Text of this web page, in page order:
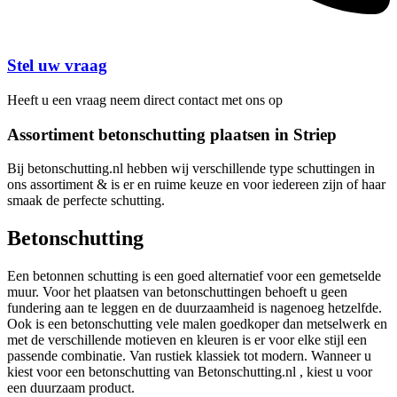
Stel uw vraag
Heeft u een vraag neem direct contact met ons op
Assortiment betonschutting plaatsen in Striep
Bij betonschutting.nl hebben wij verschillende type schuttingen in
ons assortiment & is er en ruime keuze en voor iedereen zijn of haar
smaak de perfecte schutting.
Betonschutting
Een betonnen schutting is een goed alternatief voor een gemetselde
muur. Voor het plaatsen van betonschuttingen behoeft u geen
fundering aan te leggen en de duurzaamheid is nagenoeg hetzelfde.
Ook is een betonschutting vele malen goedkoper dan metselwerk en
met de verschillende motieven en kleuren is er voor elke stijl een
passende combinatie. Van rustiek klassiek tot modern. Wanneer u
kiest voor een betonschutting van Betonschutting.nl , kiest u voor
een duurzaam product.